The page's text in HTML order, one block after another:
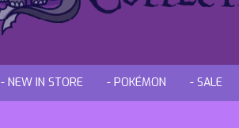
- NEW IN STORE - POKÉMON - SALE